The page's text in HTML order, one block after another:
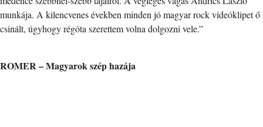
munkája. A kilencvenes években minden jó magyar rock videóklipet ő
csinált, úgyhogy régóta szerettem volna dolgozni vele.”
ROMER – Magyarok szép hazája